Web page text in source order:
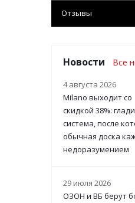
Отзывы
Новости Все
4 августа 2026
Milano выходит со
скидкой 38%:
система, после
обычная доска
недоразумением
29 июля 2026
ОЗОН и ВБ берут